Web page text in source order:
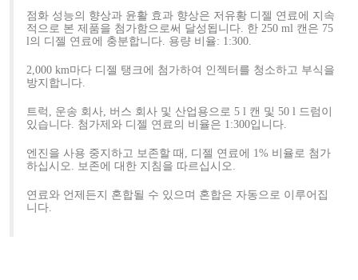
점화 성능의 향상과 윤활 효과 향상은 저유황 디젤 연료에 지속
적으로 본 제품을 첨가함으로써 달성됩니다. 한 250 ml 캔은 75
l의 디젤 연료에 충분합니다. 용량 비율: 1:300.
2,000 km마다 디젤 탱크에 첨가하여 인젝터를 청소하고 부식을
방지합니다.
트럭, 운송 회사, 버스 회사 및 산업용으로 5 l 캔 및 50 l 드럼이
있습니다. 첨가제와 디젤 연료의 비율은 1:300입니다.
엔진을 사용 중지하고 보존할 때, 디젤 연료에 1% 비율로 첨가
하십시오. 보존에 대한 지침을 따르십시오.
연료와 언제든지 혼합될 수 있으며 혼합은 자동으로 이루어집
니다.